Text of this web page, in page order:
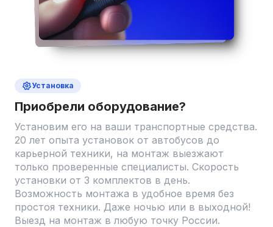
Установка
Приобрели оборудование?
Установим его на ваши транспортные средства.
20 лет опыта установок от автобусов до
карьерной техники, на монтаж выезжают
только проверенные специалисты. Скорость
установки от 3 комплектов в день.
Возможность монтажа в удобное время без
простоя техники. Даже ночью или в выходной!
Выезд на монтаж в любую точку России.